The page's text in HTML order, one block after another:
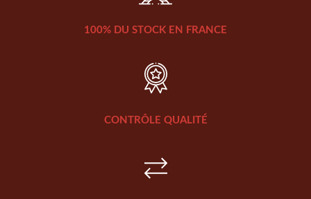
100% DU STOCK EN FRANCE
CONTRÔLE QUALITÉ